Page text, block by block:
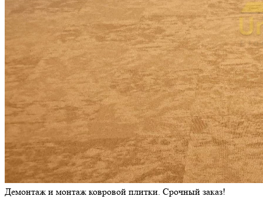
Демонтаж и монтаж ковровой плитки. Срочный заказ!